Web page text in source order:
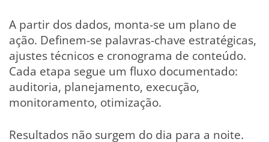
A partir dos dados, monta-se um plano de
ação. Definem-se palavras-chave estratégicas,
ajustes técnicos e cronograma de conteúdo.
Cada etapa segue um fluxo documentado:
auditoria, planejamento, execução,
monitoramento, otimização.
Resultados não surgem do dia para a noite.